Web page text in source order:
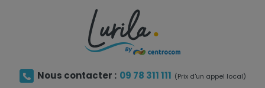
Nous contacter : 09 78 311 111 (Prix d'un appel local)